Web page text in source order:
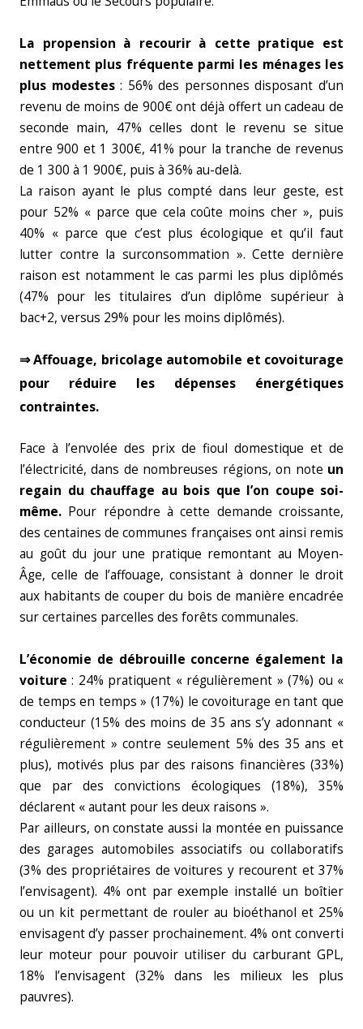
La propension à recourir à cette pratique est
nettement plus fréquente parmi les ménages les
plus modestes: 56% des personnes disposant d’un
revenu de moins de 900€ ont déjà offert un cadeau de
seconde main, 47% celles dont le revenu se situe
entre 900 et 1 300€, 41% pour la tranche de revenus
de 1 300 à 1 900€, puis à 36% au-delà.
La raison ayant le plus compté dans leur geste, est
pour 52% « parce que cela coûte moins cher », puis
40% « parce que c’est plus écologique et qu’il faut
lutter contre la surconsommation ». Cette dernière
raison est notamment le cas parmi les plus diplômés
(47% pour les titulaires d’un diplôme supérieur à
bac+2, versus 29% pour les moins diplômés).
⇒ Affouage, bricolage automobile et covoiturage
pour réduire les dépenses énergétiques
contraintes.
Face à l’envolée des prix de fioul domestique et de
l’électricité, dans de nombreuses régions, on note un
regain du chauffage au bois que l’on coupe soi-
même. Pour répondre à cette demande croissante,
des centaines de communes françaises ont ainsi remis
au goût du jour une pratique remontant au Moyen-
Âge, celle de l’affouage, consistant à donner le droit
aux habitants de couper du bois de manière encadrée
sur certaines parcelles des forêts communales.
L’économie de débrouille concerne également la
voiture : 24% pratiquent « régulièrement » (7%) ou «
de temps en temps » (17%) le covoiturage en tant que
conducteur (15% des moins de 35 ans s’y adonnant «
régulièrement » contre seulement 5% des 35 ans et
plus), motivés plus par des raisons financières (33%)
que par des convictions écologiques (18%), 35%
déclarent « autant pour les deux raisons ».
Par ailleurs, on constate aussi la montée en puissance
des garages automobiles associatifs ou collaboratifs
(3% des propriétaires de voitures y recourent et 37%
l’envisagent). 4% ont par exemple installé un boîtier
ou un kit permettant de rouler au bioéthanol et 25%
envisagent d’y passer prochainement. 4% ont converti
leur moteur pour pouvoir utiliser du carburant GPL,
18% l’envisagent (32% dans les milieux les plus
pauvres).